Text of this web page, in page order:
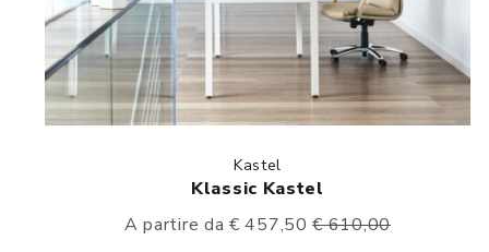
Kastel
Klassic Kastel
A partire da € 457,50€ 610,00